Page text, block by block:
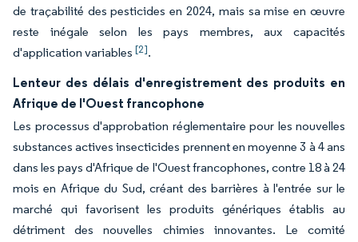
de traçabilité des pesticides en 2024, mais sa mise en œuvre
reste inégale selon les pays membres, aux capacités
d'application variables [2].
Lenteur des délais d'enregistrement des produits en
Afrique de l'Ouest francophone
Les processus d'approbation réglementaire pour les nouvelles
substances actives insecticides prennent en moyenne 3 à 4 ans
dans les pays d'Afrique de l'Ouest francophones, contre 18 à 24
mois en Afrique du Sud, créant des barrières à l'entrée sur le
marché qui favorisent les produits génériques établis au
détriment des nouvelles chimies innovantes. Le comité